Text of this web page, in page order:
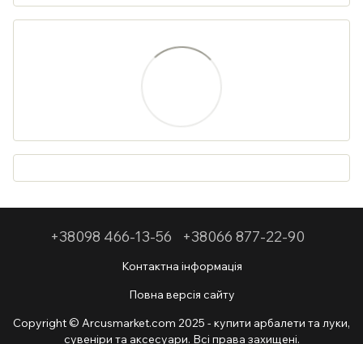
+38098 466-13-56 +38066 877-22-90
Контактна інформація
Повна версія сайту
Copyright © Arcusmarket.com 2025 - купити арбалети та луки,
сувеніри та аксесуари. Всі права захищені.